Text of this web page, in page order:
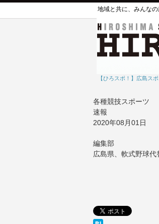
地域と共に、みんな
【ひろスポ！】広島ス
各種競技スポーツ
速報
2020年08月01日
編集部
広島県、軟式野球